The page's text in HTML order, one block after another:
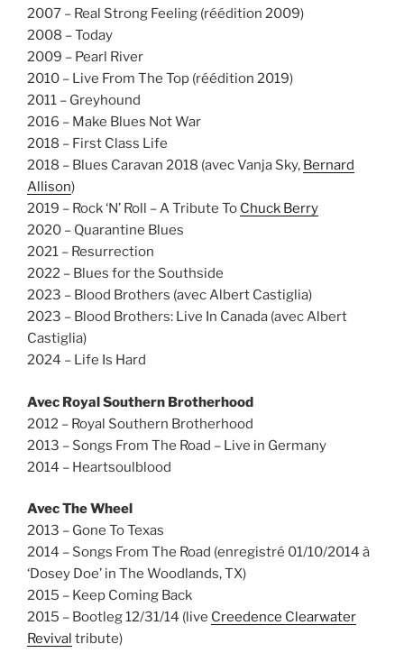
2007 – Real Strong Feeling (réédition 2009)
2008 – Today
2009 – Pearl River
2010 – Live From The Top (réédition 2019)
2011 – Greyhound
2016 – Make Blues Not War
2018 – First Class Life
2018 – Blues Caravan 2018 (avec Vanja Sky, Bernard
Allison)
2019 – Rock ‘N’ Roll – A Tribute To Chuck Berry
2020 – Quarantine Blues
2021 – Resurrection
2022 – Blues for the Southside
2023 – Blood Brothers (avec Albert Castiglia)
2023 – Blood Brothers: Live In Canada (avec Albert
Castiglia)
2024 – Life Is Hard
Avec Royal Southern Brotherhood
2012 – Royal Southern Brotherhood
2013 – Songs From The Road – Live in Germany
2014 – Heartsoulblood
Avec The Wheel
2013 – Gone To Texas
2014 – Songs From The Road (enregistré 01/10/2014 à
‘Dosey Doe’ in The Woodlands, TX)
2015 – Keep Coming Back
2015 – Bootleg 12/31/14 (live Creedence Clearwater
Revival tribute)